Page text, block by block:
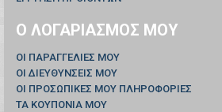
Ο ΛΟΓΑΡΙΑΣΜΌΣ ΜΟΥ
ΟΙ ΠΑΡΑΓΓΕΛΊΕΣ ΜΟΥ
ΟΙ ΔΙΕΥΘΎΝΣΕΙΣ ΜΟΥ
ΟΙ ΠΡΟΣΩΠΙΚΈΣ ΜΟΥ ΠΛΗΡΟΦΟΡΊΕΣ
ΤΑ ΚΟΥΠΌΝΙΑ ΜΟΥ